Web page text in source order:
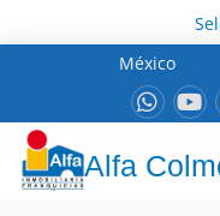
México
Alfa